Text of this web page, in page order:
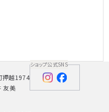
押越1974
友美
ショップ公式SNS